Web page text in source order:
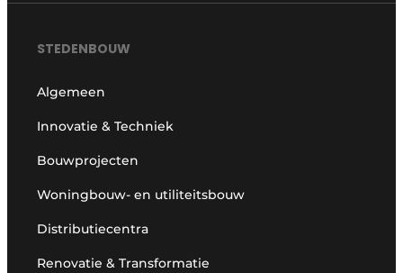
STEDENBOUW
Algemeen
Innovatie & Techniek
Bouwprojecten
Woningbouw- en utiliteitsbouw
Distributiecentra
Renovatie & Transformatie